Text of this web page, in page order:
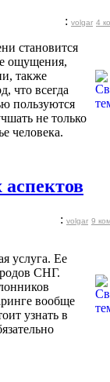
: volgar 4
становится
ощущения,
также
что всегда
пользуются
не только
человека.
: volgar 9
услуга. Ее
СНГ.
вообще
узнать в